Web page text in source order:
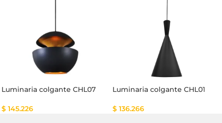
Luminaria colgante CHL07
$ 145.226
Luminaria colgante CHL01
$ 136.266